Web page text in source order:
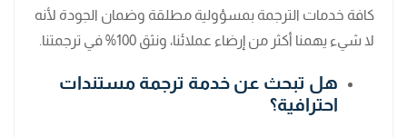
كافة خدمات الترجمة بمسؤولية مطلقة وضمان الجودة لأنه
لا شيء يهمنا أكثر من إرضاء عملائنا، ونثق 100% في ترجمتنا.
هل تبحث عن خدمة ترجمة مستندات
احترافية؟